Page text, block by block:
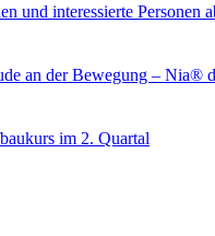
und interessierte Personen
an der Bewegung – Nia®
im 2. Quartal